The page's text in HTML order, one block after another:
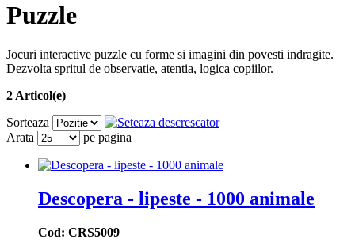
Puzzle
Jocuri interactive puzzle cu forme si imagini din povesti indragite.
Dezvolta spritul de observatie, atentia, logica copiilor.
2 Articol(e)
Sorteaza
Arata
pe pagina
Descopera - lipeste - 1000 animale
Cod: CRS5009